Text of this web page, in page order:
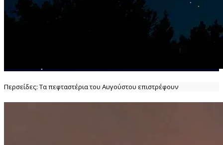
Περσείδες: Τα πεφταστέρια του Αυγούστου επιστρέφουν